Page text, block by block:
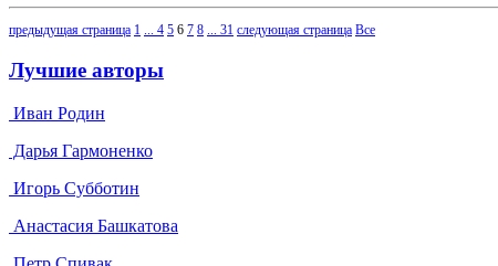
предыдущая страница 1 4 5 6 7 8 31 следующая страница Все
Лучшие авторы
Иван Родин
Дарья Гармоненко
Игорь Субботин
Анастасия Башкатова